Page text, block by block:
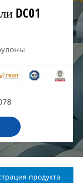
DC01
продукта